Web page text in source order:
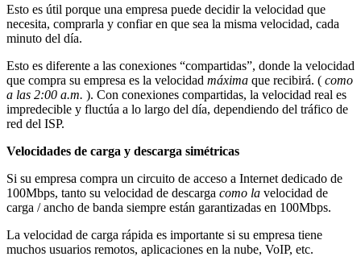
Esto es útil porque una empresa puede decidir la velocidad que
necesita, comprarla y confiar en que sea la misma velocidad, cada
minuto del día.
Esto es diferente a las conexiones “compartidas”, donde la velocidad
que compra su empresa es la velocidad máxima que recibirá. ( como
a las 2:00 a.m. ). Con conexiones compartidas, la velocidad real es
impredecible y fluctúa a lo largo del día, dependiendo del tráfico de
red del ISP.
Velocidades de carga y descarga simétricas
Si su empresa compra un circuito de acceso a Internet dedicado de
100Mbps, tanto su velocidad de descarga como la velocidad de
carga / ancho de banda siempre están garantizadas en 100Mbps.
La velocidad de carga rápida es importante si su empresa tiene
muchos usuarios remotos, aplicaciones en la nube, VoIP, etc.